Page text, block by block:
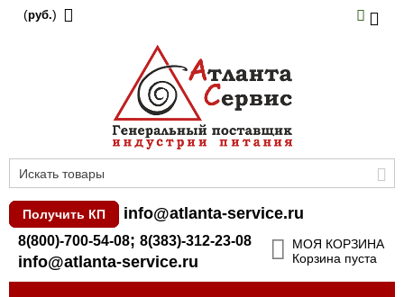
(руб.)
Получить КП info@atlanta-service.ru
8(800)-700-54-08; 8(383)-312-23-08
info@atlanta-service.ru
МОЯ КОРЗИНА
Корзина пуста